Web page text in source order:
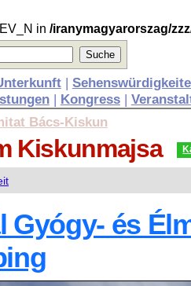
in /iranymagyarorszag/
|
| Kongress|
Bács-Kiskun
Kiskunmajsa
Gyógy- és